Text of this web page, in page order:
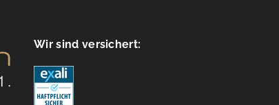
Wir sind versichert: